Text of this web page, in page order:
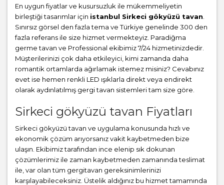
En uygun fiyatlar ve kusursuzluk ile mükemmeliyetin
birleştiği tasarımlar için istanbul Sirkeci gökyüzü tavan
Sınırsız görsel den fazla tema ve Türkiye genelinde 300 den
fazla referans ile size hizmet vermekteyiz. Paradiğma
germe tavan ve Professional ekibimiz 7/24 hizmetinizdedir.
Müşterilerinizi çok daha etkileyici, kimi zamanda daha
romantik ortamlarda ağırlamak istemez misiniz? Cevabınız
evet ise hemen renkli LED ışıklarla direkt veya endirekt
olarak aydınlatılmış gergi tavan sistemleri tam size göre.
Sirkeci gökyüzü tavan Fiyatları
Sirkeci gökyüzü tavan ve uygulama konusunda hızlı ve
ekonomik çözüm arıyorsanız vakit kaybetmeden bize
ulaşın. Ekibimiz tarafından ince elenip sık dokunan
çözümlerimiz ile zaman kaybetmeden zamanında teslimat
ile, var olan tüm gergitavan gereksinimlerinizi
karşılayabileceksiniz. Üstelik aldığınız bu hizmet tamamında